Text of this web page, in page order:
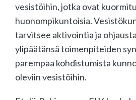
vesistöihin, jotka ovat
huonompikuntoisia.
tarvitsee aktivointia ja
ylipäätänsä toimenpiteiden
parempaa kohdistumista
oleviin vesistöihin.